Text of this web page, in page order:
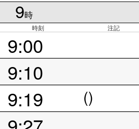
9時
時刻 注記
9:00
9:10
9:19
()